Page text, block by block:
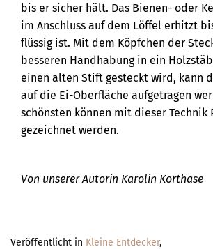
bis er sicher hält. Das Bienen- oder
im Anschluss auf dem Löffel erhitzt
flüssig ist. Mit dem Köpfchen der
besseren Handhabung in ein
einen alten Stift gesteckt wird, kann
auf die Ei-Oberfläche aufgetragen
schönsten können mit dieser Technik
gezeichnet werden.
Von unserer Autorin Karolin Korthase
Veröffentlicht in Kleine Entdecker,